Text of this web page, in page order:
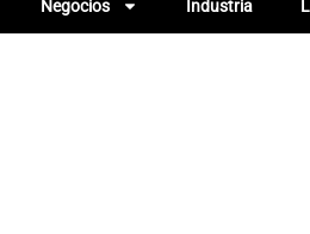
Negocios Industria